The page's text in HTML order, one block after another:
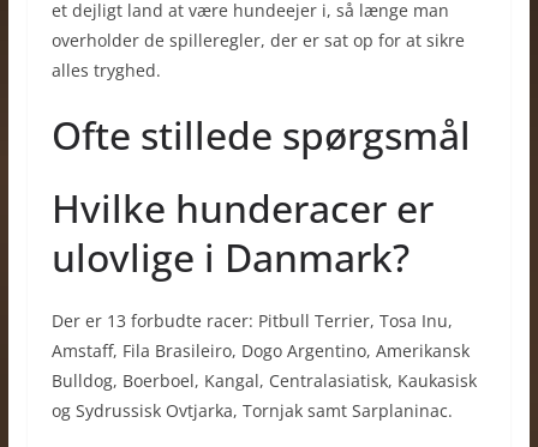
et dejligt land at være hundeejer i, så længe man
overholder de spilleregler, der er sat op for at sikre
alles tryghed.
Ofte stillede spørgsmål
Hvilke hunderacer er
ulovlige i Danmark?
Der er 13 forbudte racer: Pitbull Terrier, Tosa Inu,
Amstaff, Fila Brasileiro, Dogo Argentino, Amerikansk
Bulldog, Boerboel, Kangal, Centralasiatisk, Kaukasisk
og Sydrussisk Ovtjarka, Tornjak samt Sarplaninac.